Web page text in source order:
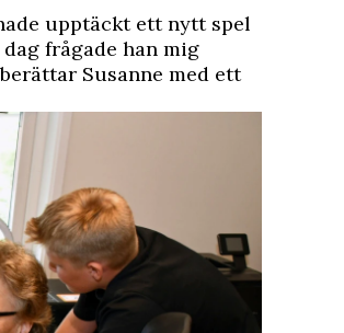
upptäckt ett nytt spel
frågade han mig
Susanne med ett